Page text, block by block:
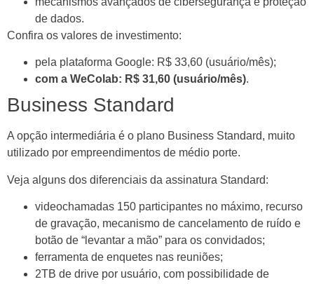
de dados.
Confira os valores de investimento:
pela plataforma Google: R$ 33,60 (usuário/mês);
com a WeColab: R$ 31,60 (usuário/mês).
Business Standard
A opção intermediária é o plano Business Standard, muito
utilizado por empreendimentos de médio porte.
Veja alguns dos diferenciais da assinatura Standard:
videochamadas 150 participantes no máximo, recurso
de gravação, mecanismo de cancelamento de ruído e
botão de “levantar a mão” para os convidados;
ferramenta de enquetes nas reuniões;
2TB de drive por usuário, com possibilidade de